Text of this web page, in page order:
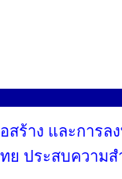
สร้าง และการ
ย ประสบความ